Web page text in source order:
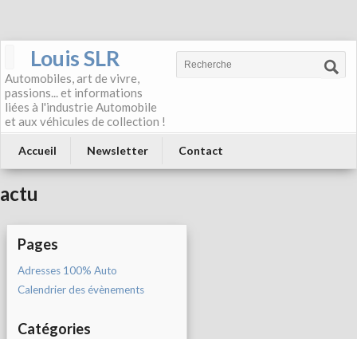
Louis SLR
Automobiles, art de vivre,
passions... et informations
liées à l'industrie Automobile
et aux véhicules de collection !
Accueil Newsletter Contact
actu
Pages
Adresses 100% Auto
Calendrier des évènements
Catégories